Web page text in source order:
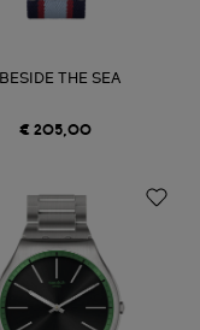
BESIDE THE SEA
€ 205,00